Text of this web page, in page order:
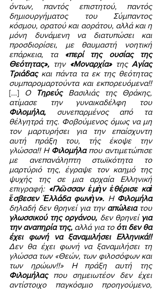
όντων, παντός επιστητού, παντός
δημιουργήματος του Σύμπαντος
κόσμου, ορατού και αοράτου, αλλά και η
μόνη δυνάμενη να διατυπώσει και
προσδιορίσει, με θαυμαστή νοητική
επάρκεια, τα «περί της ουσίας της
Θεότητας», την «Μοναρχία» της Αγίας
Τριάδας και πάντα τα εκ της θεότητας
συμπαρομαρτούντα και εκπορευόμενα!!
[...]
Ο Τηρεύς Βασιλιάς της Θράκης,
ατίμασε την γυναικαδέλφη του
Φιλομήλα, συνεπαρμένος από τα
θέλγητρά της. Φοβούμενος όμως να μη
τον μαρτυρήσει για την επαίσχυντη
αυτή πράξη του, τής έκοψε την
γλώσσα!! Η Φιλομήλα που αντιμετώπισε
με ανεπανάληπτη στωϊκότητα το
μαρτύριό της, έγραψε τον καημό της
ψυχής της σε μια αρχαία Ελληνική
επιγραφή: «Γλῶσσαν ἐμὴν ἐθέρισε καὶ
ἔσβεσεν Ἑλλάδα φωνὴν». Η
Φιλομήλα
δηλαδή δεν θρηνεί για την απώλεια
του
γλωσσικού της οργάνου, δεν θρηνεί για
την αναπηρία της, αλλά για το ότι δεν θα
έχει φωνή να ξαναμιλήσει Ελληνικά!!
Δεν θα έχει φωνή να ξαναμιλήσει τη
γλώσσα των «Θεών, των φιλοσόφων και
των ηρώων!!» Η πράξη αυτή της
Φιλομήλας που σημειωτέον δεν έχει